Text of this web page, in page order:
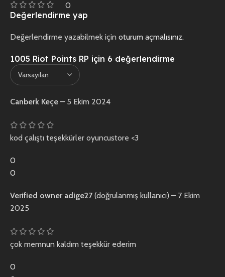
0
1005 Riot Points RP için 6 değerlendirme
Canberk Keçe – 5 Ekim 2024
kod çalıştı teşekkürler oyuncustore <3
0
0
Verified owner adige27 (doğrulanmış kullanıcı) – 7 Ekim
2025
çok memnun kaldım teşekkür ederim
0
Değerlendirme yap
Değerlendirme yazabilmek için oturum açmalısınız.